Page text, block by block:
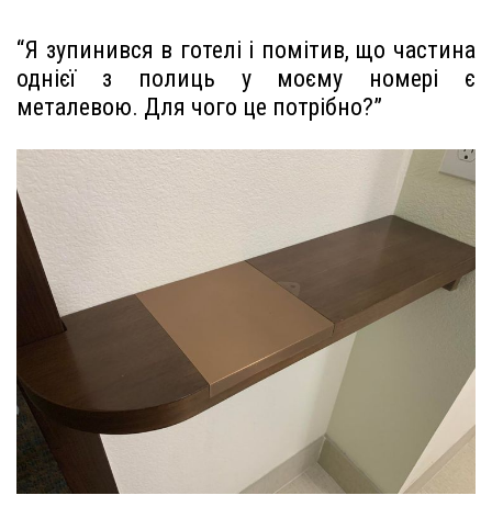
“Я зупинився в готелі і помітив, що частина
однієї з полиць у моєму номері є
металевою. Для чого це потрібно?”